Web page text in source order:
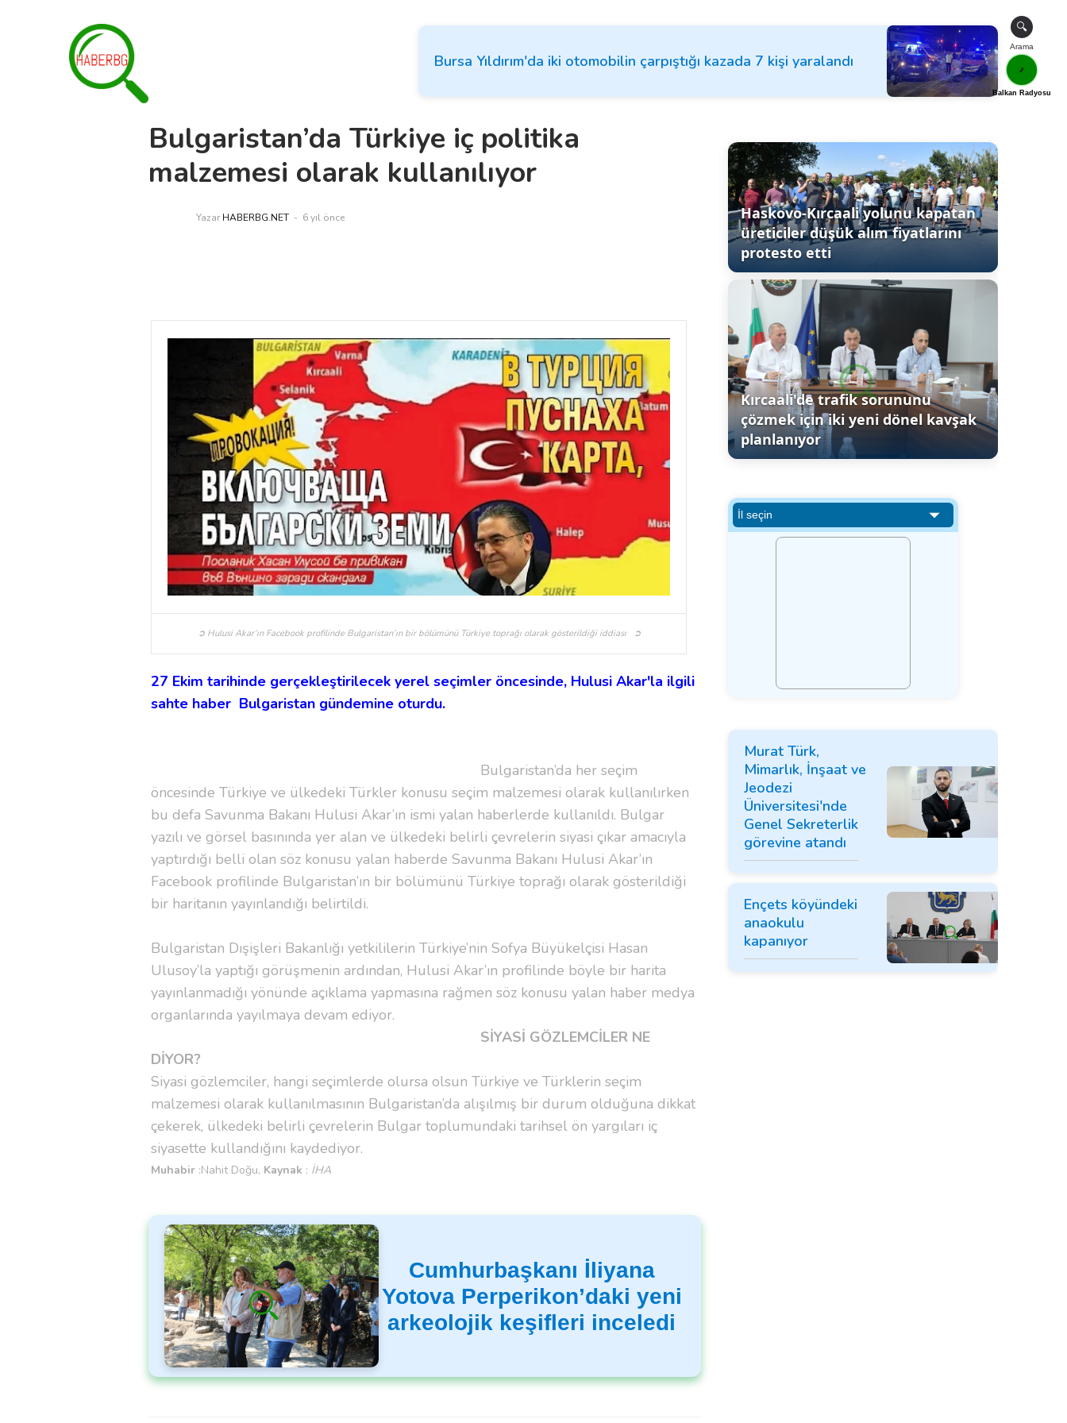
Bursa Yıldırım'da iki otomobilin çarpıştığı kazada 7 kişi yaralandı
Bulgaristan’da Türkiye iç politika
malzemesi olarak kullanılıyor
Yazar HABERBG.NET 6 yıl önce
➲ Hulusi Akar’ın Facebook profilinde Bulgaristan’ın bir bölümünü Türkiye toprağı olarak gösterildiği iddiası ➲
27 Ekim tarihinde gerçekleştirilecek yerel seçimler öncesinde, Hulusi Akar'la ilgili
sahte haber Bulgaristan gündemine oturdu.
Bulgaristan’da her seçim
öncesinde Türkiye ve ülkedeki Türkler konusu seçim malzemesi olarak kullanılırken
bu defa Savunma Bakanı Hulusi Akar’ın ismi yalan haberlerde kullanıldı. Bulgar
yazılı ve görsel basınında yer alan ve ülkedeki belirli çevrelerin siyasi çıkar amacıyla
yaptırdığı belli olan söz konusu yalan haberde Savunma Bakanı Hulusi Akar’ın
Facebook profilinde Bulgaristan’ın bir bölümünü Türkiye toprağı olarak gösterildiği
bir haritanın yayınlandığı belirtildi.
Bulgaristan Dışişleri Bakanlığı yetkililerin Türkiye’nin Sofya Büyükelçisi Hasan
Ulusoy’la yaptığı görüşmenin ardından, Hulusi Akar’ın profilinde böyle bir harita
yayınlanmadığı yönünde açıklama yapmasına rağmen söz konusu yalan haber medya
organlarında yayılmaya devam ediyor.
SİYASİ GÖZLEMCİLER NE
DİYOR?
Siyasi gözlemciler, hangi seçimlerde olursa olsun Türkiye ve Türklerin seçim
malzemesi olarak kullanılmasının Bulgaristan’da alışılmış bir durum olduğuna dikkat
çekerek, ülkedeki belirli çevrelerin Bulgar toplumundaki tarihsel ön yargıları iç
siyasette kullandığını kaydediyor.
Muhabir :Nahit Doğu, Kaynak : İHA
Cumhurbaşkanı İliyana
Yotova Perperikon’daki yeni
arkeolojik keşifleri inceledi
Haskovo-Kırcaali yolunu kapatan
üreticiler düşük alım fiyatlarını
protesto etti
Kırcaali'de trafik sorununu
çözmek için iki yeni dönel kavşak
planlanıyor
Murat Türk,
Mimarlık, İnşaat ve
Jeodezi
Üniversitesi'nde
Genel Sekreterlik
görevine atandı
Ençets köyündeki
anaokulu
kapanıyor
🔍
Arama
🎵
Balkan Radyosu